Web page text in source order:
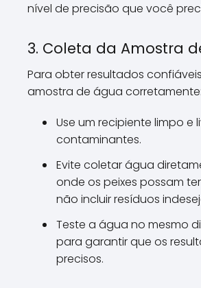
nível de precisão que você
3. Coleta da Amostra
Para obter resultados
amostra de água corretamente:
Use um recipiente limpo e
contaminantes.
Evite coletar água
onde os peixes possam
não incluir resíduos
Teste a água no mesmo
para garantir que os
precisos.